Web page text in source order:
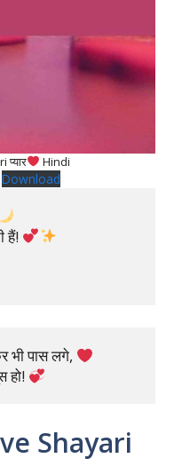
प्यार Hindi
Download
हैं!
भी पास लगे,
हो!
Shayari